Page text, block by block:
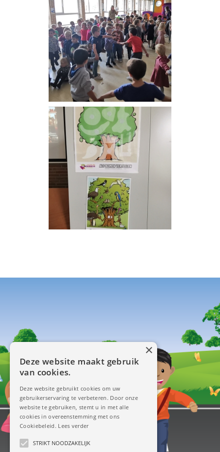
×
Deze website maakt gebruik
van cookies.
Deze website gebruikt cookies om uw
gebruikerservaring te verbeteren. Door onze
website te gebruiken, stemt u in met alle
cookies in overeenstemming met ons
Cookiebeleid. Lees verder
STRIKT NOODZAKELIJK